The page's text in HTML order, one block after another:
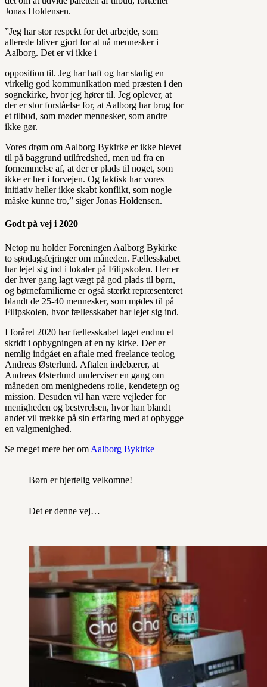
Jonas Holdensen.
”Jeg har stor respekt for det arbejde, som
allerede bliver gjort for at nå mennesker i
Aalborg. Det er vi ikke i
opposition til. Jeg har haft og har stadig en
virkelig god kommunikation med præsten i den
sognekirke, hvor jeg hører til. Jeg oplever, at
der er stor forståelse for, at Aalborg har brug for
et tilbud, som møder mennesker, som andre
ikke gør.
Vores drøm om Aalborg Bykirke er ikke blevet
til på baggrund utilfredshed, men ud fra en
fornemmelse af, at der er plads til noget, som
ikke er her i forvejen. Og faktisk har vores
initiativ heller ikke skabt konflikt, som nogle
måske kunne tro,” siger Jonas Holdensen.
Godt på vej i 2020
Netop nu holder Foreningen Aalborg Bykirke
to søndagsfejringer om måneden. Fællesskabet
har lejet sig ind i lokaler på Filipskolen. Her er
der hver gang lagt vægt på god plads til børn,
og børnefamilierne er også stærkt repræsenteret
blandt de 25-40 mennesker, som mødes til på
Filipskolen, hvor fællesskabet har lejet sig ind.
I foråret 2020 har fællesskabet taget endnu et
skridt i opbygningen af en ny kirke. Der er
nemlig indgået en aftale med freelance teolog
Andreas Østerlund. Aftalen indebærer, at
Andreas Østerlund underviser en gang om
måneden om menighedens rolle, kendetegn og
mission. Desuden vil han være vejleder for
menigheden og bestyrelsen, hvor han blandt
andet vil trække på sin erfaring med at opbygge
en valgmenighed.
Se meget mere her om Aalborg Bykirke
Børn er hjertelig velkomne!
Det er denne vej…